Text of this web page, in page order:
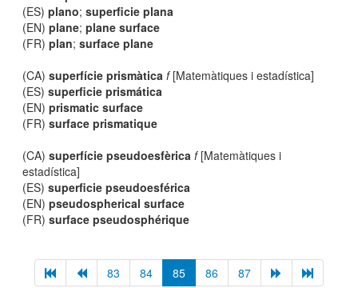
(ES)plano;superficie plana
(EN)plane;plane surface
(FR)plan;surface plane
(CA)superfície prismàtica f[Matemàtiques i estadística]
(ES)superficie prismática
(EN)prismatic surface
(FR)surface prismatique
(CA)superfície pseudoesfèrica f[Matemàtiques i
estadística]
(ES)superficie pseudoesférica
(EN)pseudospherical surface
(FR)surface pseudosphérique
83 84 85 86 87